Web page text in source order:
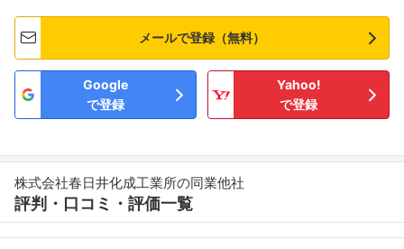
メールで登録（無料）
Google
で登録
Yahoo!
で登録
株式会社春日井化成工業所の同業他社
評判・口コミ・評価一覧